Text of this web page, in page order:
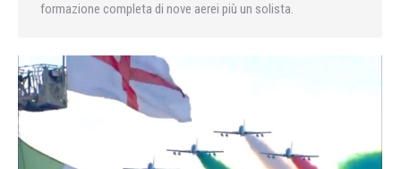
formazione completa di nove aerei più un solista.